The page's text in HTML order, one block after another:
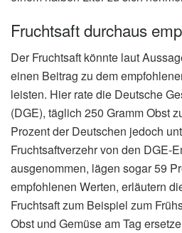
Fruchtsaft durchaus
Der Fruchtsaft könnte laut
einen Beitrag zu dem
leisten. Hier rate die Deutsche
(DGE), täglich 250 Gramm Obst
Prozent der Deutschen jedoch
Fruchtsaftverzehr von den DGE-
ausgenommen, lägen sogar 59
empfohlenen Werten, erläutern
Fruchtsaft zum Beispiel zum
Obst und Gemüse am Tag